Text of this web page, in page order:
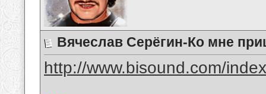
Вячеслав Серёгин-Ко мне
http://www.bisound.com/